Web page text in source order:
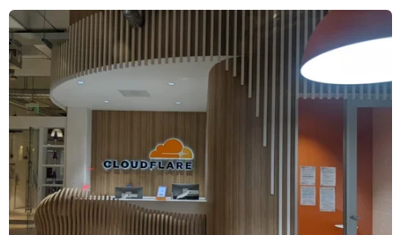
Người dân mua sắm tại một cửa hàng ở Washington, DC, Mỹ
ngày 10/3/2022. (Ảnh: THX/TTXVN)
Doanh thu bán lẻ của Mỹ tăng mạnh trong
tháng Ba, chủ yếu do giá khí đốt tăng cao kỷ lục,
nhưng người tiêu dùng nước này cũng bắt đầu